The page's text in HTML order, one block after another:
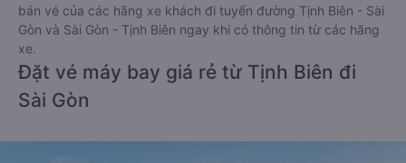
bán vé của các hãng xe khách đi tuyến đường Tịnh Biên - Sài
Gòn và Sài Gòn - Tịnh Biên ngay khi có thông tin từ các hãng
xe.
Đặt vé máy bay giá rẻ từ Tịnh Biên đi
Sài Gòn